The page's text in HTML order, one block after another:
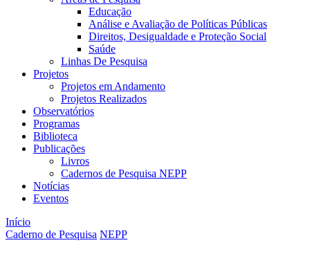
Educação
Análise e Avaliação de Políticas Públicas
Direitos, Desigualdade e Proteção Social
Saúde
Linhas De Pesquisa
Projetos
Projetos em Andamento
Projetos Realizados
Observatórios
Programas
Biblioteca
Publicações
Livros
Cadernos de Pesquisa NEPP
Notícias
Eventos
Início
Caderno de Pesquisa NEPP